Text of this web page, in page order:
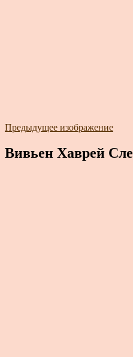
Предыдущее изображение
Вивьен Хаврей